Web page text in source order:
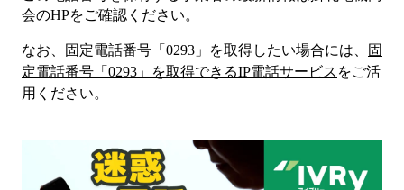
会のHPをご確認ください。
なお、固定電話番号「 0293 」を取得したい場合には、
固
定電話番号「 0293 」を取得できるIP電話サービス をご活
用ください。